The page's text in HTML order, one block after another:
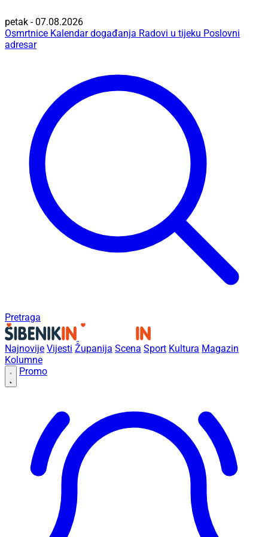
petak - 07.08.2026
Osmrtnice Kalendar događanja Radovi u tijeku Poslovni
adresar
Pretraga
Najnovije Vijesti Županija Scena Sport Kultura Magazin
Kolumne
Promo